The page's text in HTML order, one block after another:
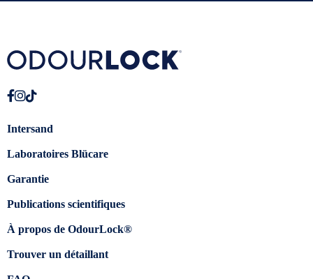
Intersand
Laboratoires Blücare
Garantie
Publications scientifiques
À propos de OdourLock®
Trouver un détaillant